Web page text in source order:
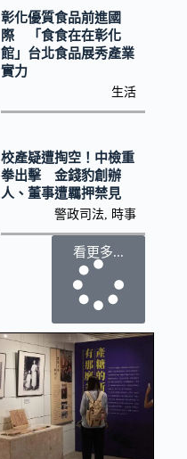
彰化優質食品前進國
際 「食食在在彰化
館」台北食品展秀產業
實力
生活
校產疑遭掏空！中檢重
拳出擊 金錢豹創辦
人、董事遭羈押禁見
警政司法 時事
看更多...